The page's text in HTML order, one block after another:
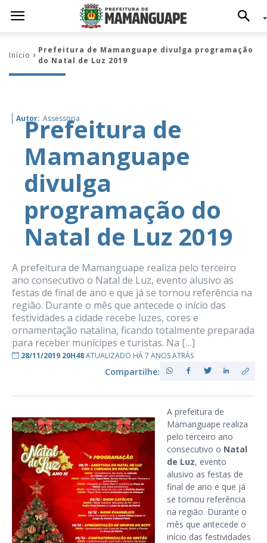
Início
Prefeitura de Mamanguape divulga programação
do Natal de Luz 2019
Autor: Assessoria
Prefeitura de
Mamanguape
divulga
programação do
Natal de Luz 2019
A prefeitura de Mamanguape realiza pelo terceiro
ano consecutivo o Natal de Luz, evento alusivo as
festas de final de ano e que já se tornou referência na
região. Durante o mês que antecede o início das
festividades a cidade recebe luzes, cores e
ornamentação natalina, ficando totalmente preparada
para receber munícipes e turistas. Na […]
28/11/2019 20H48ATUALIZADO HÁ 7 ANOS ATRÁS
Compartilhe:
A prefeitura de
Mamanguape realiza
pelo terceiro ano
consecutivo o Natal
de Luz, evento
alusivo as festas de
final de ano e que já
se tornou referência
na região. Durante o
mês que antecede o
início das festividades